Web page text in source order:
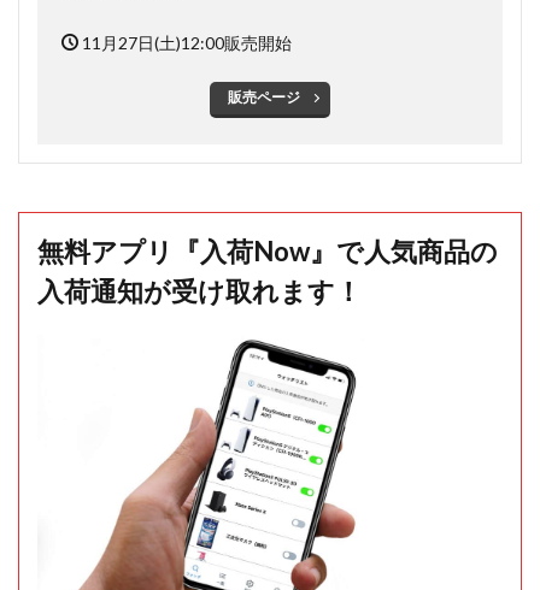
11月27日(土)12:00販売開始
販売ページ
無料アプリ『入荷Now』で人気商品の
入荷通知が受け取れます！